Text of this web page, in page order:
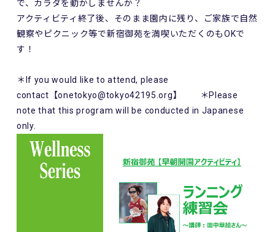
で、カラダを動かしませんか？
アクティビティ終了後、そのまま園内に残り、ご家族で自然
観察やピクニック等で新宿御苑を満喫いただくのもOKで
す！
＊If you would like to attend, please
contact【onetokyo@tokyo42195.org】 ＊Please
note that this program will be conducted in Japanese
only.